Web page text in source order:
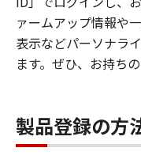
ァームアップ情報や
表示などパーソナラ
ます。ぜひ、お持ち
製品登録の方